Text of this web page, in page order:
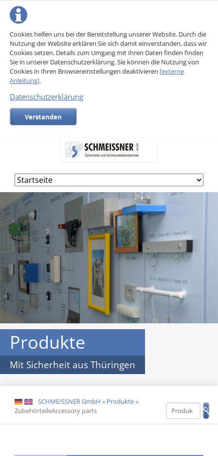
Cookies helfen uns bei der Bereitstellung unserer Website. Durch die
Nutzung der Website erklären Sie sich damit einverstanden, dass wir
Cookies setzen. Details zum Umgang mit Ihren Daten finden finden
Sie in unserer Datenschutzerklärung. Sie können die Nutzung von
Cookies in Ihren Browsereinstellungen deaktivieren [externe
Anleitung].
Datenschutzerklärung
Verstanden
Navigation
überspringen
Produkte
Mit Sicherheit aus Thüringen
DE EN SCHMEISSNER GmbH » Produkte»
ZubehörteileAccessory parts